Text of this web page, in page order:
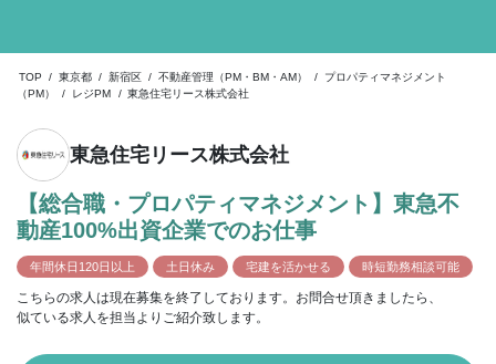
TOP / 東京都 / 新宿区 / 不動産管理（PM・BM・AM） /
プロパティマネジメント
（PM）
/ レジPM / 東急住宅リース株式会社
東急住宅リース株式会社
【総合職・プロパティマネジメント】東急不
動産100%出資企業でのお仕事
年間休日120日以上 土日休み 宅建を活かせる 時短勤務相談可能
こちらの求人は現在募集を終了しております。お問合せ頂きましたら、
似ている求人を担当よりご紹介致します。